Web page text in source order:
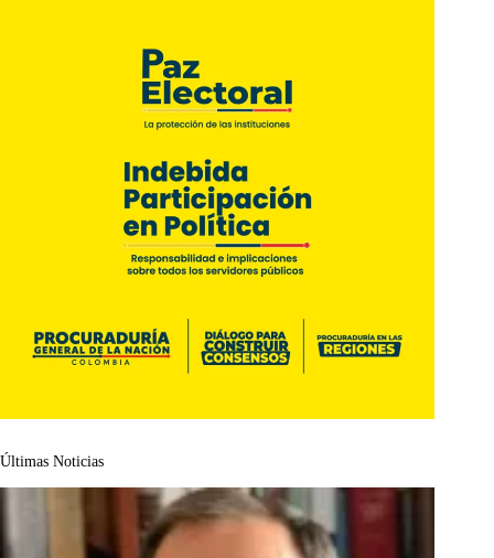
Últimas Noticias